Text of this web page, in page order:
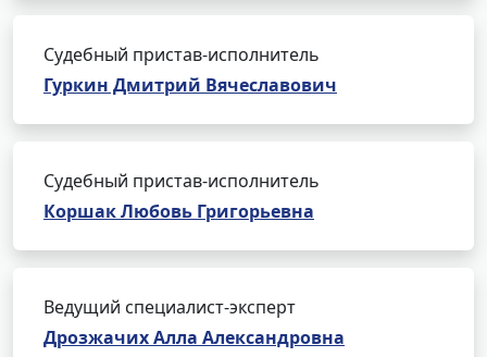
Судебный пристав-исполнитель
Гуркин Дмитрий Вячеславович
Судебный пристав-исполнитель
Коршак Любовь Григорьевна
Ведущий специалист-эксперт
Дрозжачих Алла Александровна